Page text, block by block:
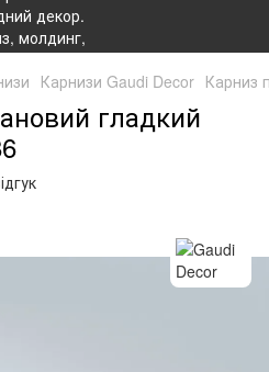
Карнизи Gaudi Decor Карниз
гладкий